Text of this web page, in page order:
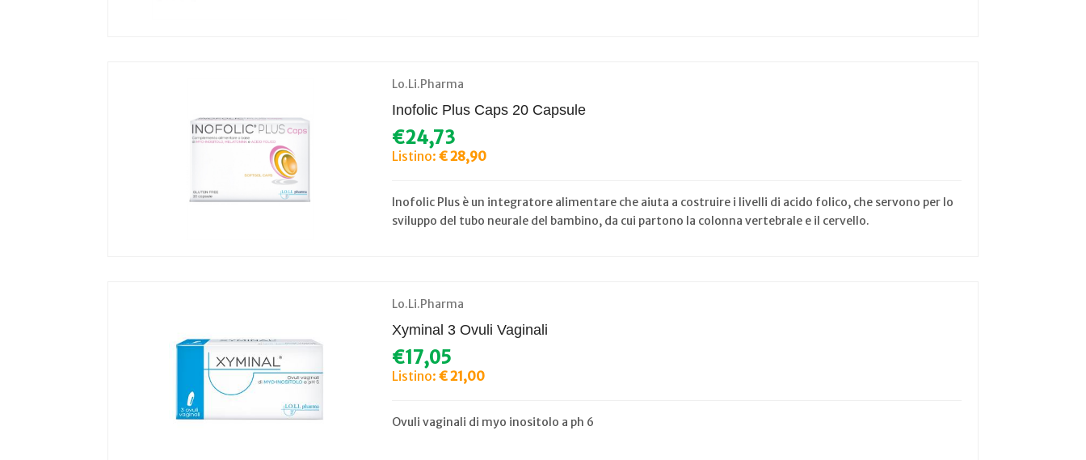
Lo.Li.Pharma
Inofolic Plus Caps 20 Capsule
€24,73
Listino: € 28,90
Inofolic Plus è un integratore alimentare che aiuta a costruire i livelli di acido folico, che servono per lo
sviluppo del tubo neurale del bambino, da cui partono la colonna vertebrale e il cervello.
Lo.Li.Pharma
Xyminal 3 Ovuli Vaginali
€17,05
Listino: € 21,00
Ovuli vaginali di myo inositolo a ph 6